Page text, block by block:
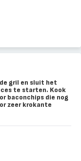
gril en sluit het
te starten. Kook
baconchips die nog
zeer krokante